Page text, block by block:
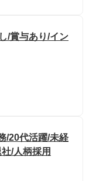
/賞与あり/イン
/20代活躍/未経
/人柄採用